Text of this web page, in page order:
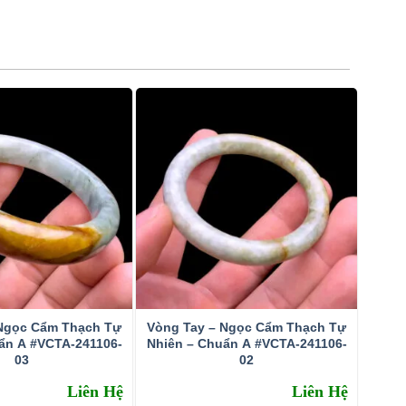
Cẩm Thạch Tự
A #VCTA-241106-
03
Liên Hệ
Vòng Tay – Ngọc Cẩm Thạch Tự
Nhiên – Chuẩn A #VCTA-241106-
02
Liên Hệ